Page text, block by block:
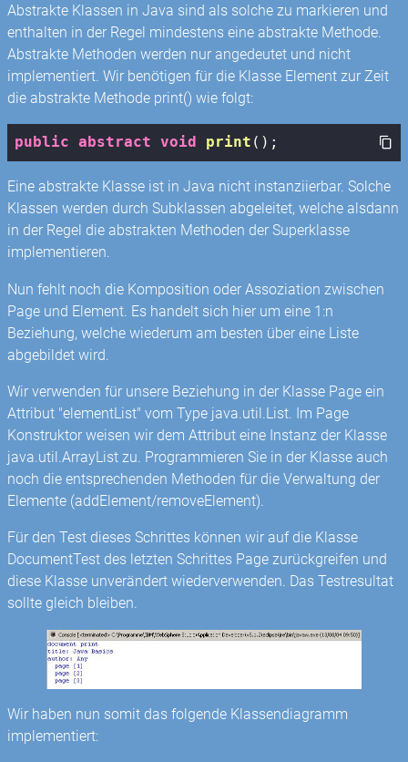
Abstrakte Klassen in Java sind als solche zu markieren und
enthalten in der Regel mindestens eine abstrakte Methode.
Abstrakte Methoden werden nur angedeutet und nicht
implementiert. Wir benötigen für die Klasse Element zur Zeit
die abstrakte Methode print() wie folgt:
public abstract void print () ;
Eine abstrakte Klasse ist in Java nicht instanziierbar. Solche
Klassen werden durch Subklassen abgeleitet, welche alsdann
in der Regel die abstrakten Methoden der Superklasse
implementieren.
Nun fehlt noch die Komposition oder Assoziation zwischen
Page und Element. Es handelt sich hier um eine 1:n
Beziehung, welche wiederum am besten über eine Liste
abgebildet wird.
Wir verwenden für unsere Beziehung in der Klasse Page ein
Attribut "elementList" vom Type java.util.List. Im Page
Konstruktor weisen wir dem Attribut eine Instanz der Klasse
java.util.ArrayList zu. Programmieren Sie in der Klasse auch
noch die entsprechenden Methoden für die Verwaltung der
Elemente (addElement/removeElement).
Für den Test dieses Schrittes können wir auf die Klasse
DocumentTest des letzten Schrittes Page zurückgreifen und
diese Klasse unverändert wiederverwenden. Das Testresultat
sollte gleich bleiben.
Wir haben nun somit das folgende Klassendiagramm
implementiert: